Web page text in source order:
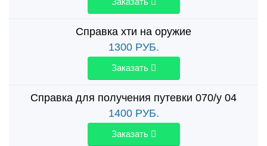
Справка хти на оружие
1300РУБ.
Заказать
Справка для получения путевки 070/у 04
1400РУБ.
Заказать